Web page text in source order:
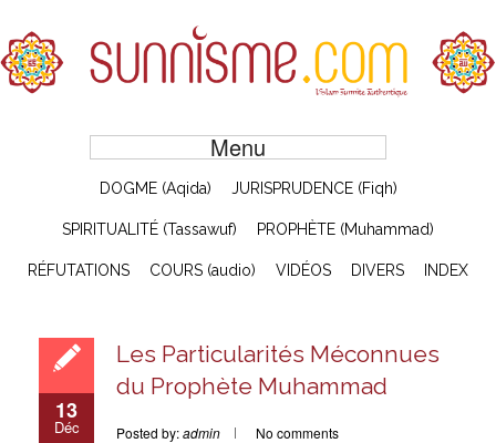
Menu
DOGME (Aqida) JURISPRUDENCE (Fiqh)
SPIRITUALITÉ (Tassawuf) PROPHÈTE (Muhammad)
RÉFUTATIONS COURS (audio) VIDÉOS DIVERS INDEX
13
Déc
Les Particularités Méconnues
du Prophète Muhammad
Posted by:admin No comments